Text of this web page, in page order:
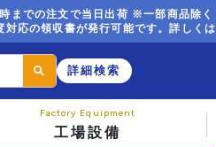
までの注文で当日出荷 ※一部商品除く
対応の領収書が発行可能です。詳しくは
詳細検索
工場設備